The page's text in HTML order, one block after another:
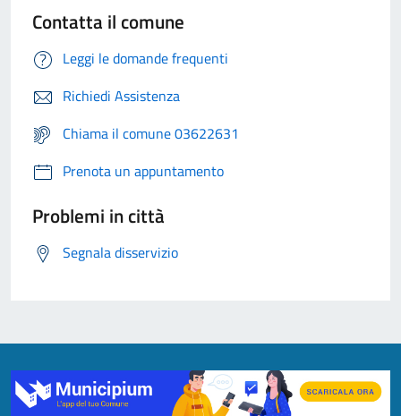
Contatta il comune
Leggi le domande frequenti
Richiedi Assistenza
Chiama il comune 03622631
Prenota un appuntamento
Problemi in città
Segnala disservizio